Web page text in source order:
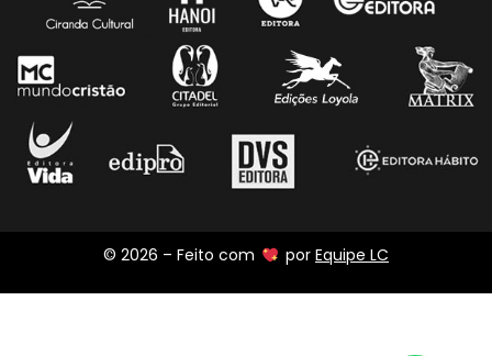
© 2026 – Feito com por Equipe LC